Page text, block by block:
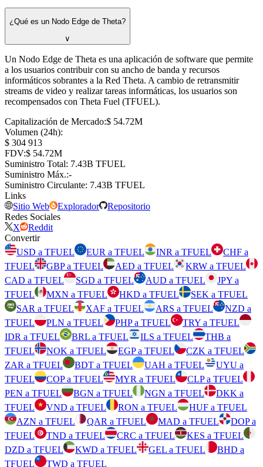
¿Qué es un Nodo Edge de Theta?
∨
Un Nodo Edge de Theta es una aplicación de software que permite
a los usuarios contribuir con su ancho de banda y recursos
informáticos sobrantes a la Red Theta. A cambio de retransmitir
streams de video y realizar tareas informáticas, los usuarios son
recompensados con Theta Fuel (TFUEL).
Capitalización de Mercado:⁦$⁩ 54.72M
Volumen (24h):
⁦$⁩ 304 913
FDV:⁦$⁩ 54.72M
Suministro Total: ⁦⁩ 7.43B TFUEL
Suministro Máx.:-
Suministro Circulante: ⁦⁩ 7.43B TFUEL
Links
Sitio Web
Explorador
Repositorio
Redes Sociales
X
Reddit
Convertir
USD a TFUEL
EUR a TFUEL INR a TFUEL
CHF a
TFUEL
GBP a TFUEL AED a TFUEL
KRW a TFUEL
CAD a TFUEL
SGD a TFUEL AUD a TFUEL
JPY a
TFUEL
MXN a TFUEL HKD a TFUEL
SEK a TFUEL
SAR a TFUEL
XAF a TFUEL ARS a TFUEL
NZD a
TFUEL
PLN a TFUEL PHP a TFUEL
TRY a TFUEL
IDR a TFUEL
BRL a TFUEL ILS a TFUEL
THB a
TFUEL
NOK a TFUEL EGP a TFUEL
CZK a TFUEL
ZAR a TFUEL
BDT a TFUEL UAH a TFUEL
UYU a
TFUEL
COP a TFUEL MYR a TFUEL
CLP a TFUEL
PEN a TFUEL
BGN a TFUEL NGN a TFUEL
DKK a
TFUEL
VND a TFUEL RON a TFUEL
HUF a TFUEL
AZN a TFUEL
QAR a TFUEL MAD a TFUEL
DOP a
TFUEL
TND a TFUEL CRC a TFUEL
KES a TFUEL
DZD a TFUEL
KWD a TFUEL GEL a TFUEL
BHD a
TFUEL
TWD a TFUEL